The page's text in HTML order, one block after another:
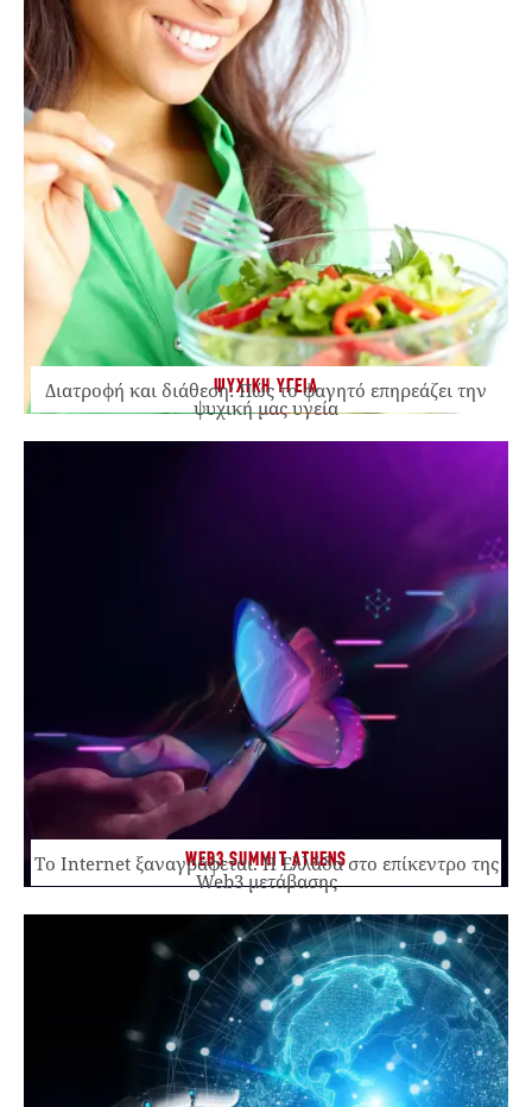
ΨΥΧΙΚΗ ΥΓΕΙΑ
Διατροφή και διάθεση: Πώς το φαγητό επηρεάζει την
ψυχική μας υγεία
WEB3 SUMMIT ATHENS
Το Internet ξαναγράφεται. Η Ελλάδα στο επίκεντρο της
Web3 μετάβασης